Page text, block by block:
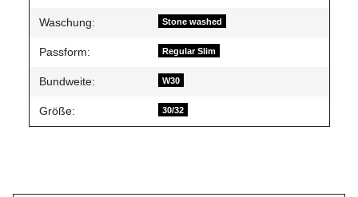
Waschung: Stone washed
Passform: Regular Slim
Bundweite: W30
Größe: 30/32